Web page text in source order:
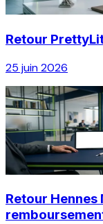
Retour
25 juin 2026
Retour